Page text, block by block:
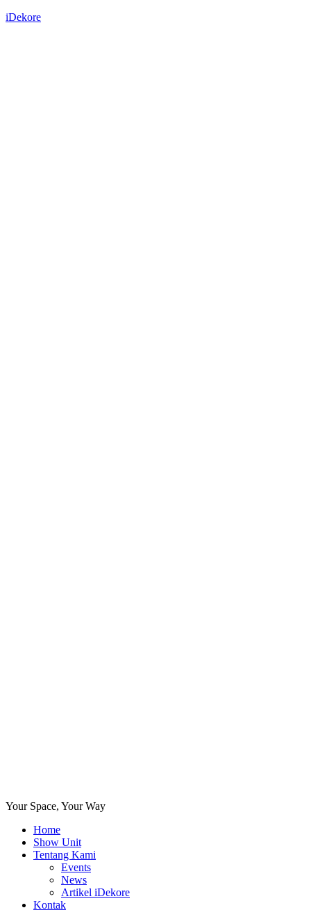
iDekore
Your Space, Your Way
Home
Show Unit
Tentang Kami
Events
News
Artikel iDekore
Kontak